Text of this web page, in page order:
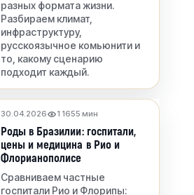
разных формата жизни.
Разбираем климат,
инфраструктуру,
русскоязычное комьюнити и
то, какому сценарию
подходит каждый.
30.04.2026 1 1655 мин
Роды в Бразилии: госпитали,
цены и медицина в Рио и
Флорианополисе
Сравниваем частные
госпитали Рио и Флорипы: